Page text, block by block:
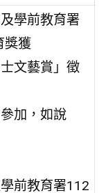
學前教育署
獎獲
文藝賞」徵
加，如說
前教育署112